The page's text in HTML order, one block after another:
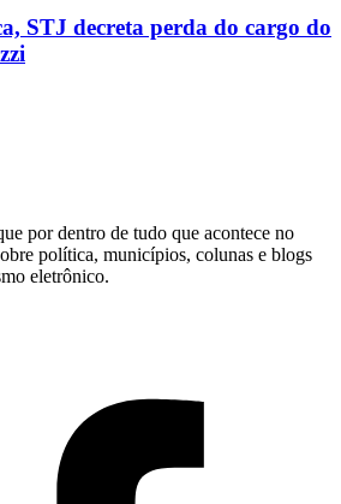
STJ decreta perda do cargo do
por dentro de tudo que acontece no
política, municípios, colunas e blogs
eletrônico.